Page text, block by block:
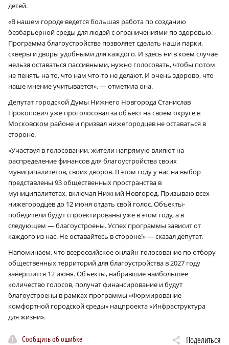
детей.
«В нашем городе ведется большая работа по созданию
безбарьерной среды для людей с ограничениями по здоровью.
Программа благоустройства позволяет сделать наши парки,
скверы и дворы удобными для каждого. И здесь ни в коем случае
нельзя оставаться пассивными, нужно голосовать, чтобы потом
не пенять на то, что нам что-то не делают. И очень здорово, что
наше мнение учитывается», — отметила она.
Депутат городской Думы Нижнего Новгорода Станислав
Прокопович уже проголосовал за объект на своем округе в
Московском районе и призвал нижегородцев не оставаться в
стороне.
«Участвуя в голосовании, жители напрямую влияют на
распределение финансов для благоустройства своих
муниципалитетов, своих дворов. В этом году у нас на выбор
представлены 93 общественных пространства в
муниципалитетах, включая Нижний Новгород. Призываю всех
нижегородцев до 12 июня отдать свой голос. Объекты-
победители будут спроектированы уже в этом году, а в
следующем — благоустроены. Успех программы зависит от
каждого из нас. Не оставайтесь в стороне!» — сказал депутат.
Напоминаем, что всероссийское онлайн-голосование по отбору
общественных территорий для благоустройства в 2027 году
завершится 12 июня. Объекты, набравшие наибольшее
количество голосов, получат финансирование и будут
благоустроены в рамках программы «Формирование
комфортной городской среды» нацпроекта «Инфраструктура
для жизни».
Сообщить об ошибке Поделиться